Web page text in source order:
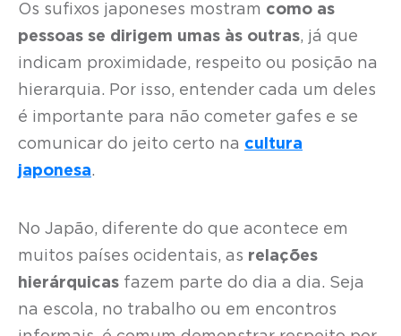
Os sufixos japoneses mostram como as
pessoas se dirigem umas às outras, já que
indicam proximidade, respeito ou posição na
hierarquia. Por isso, entender cada um deles
é importante para não cometer gafes e se
comunicar do jeito certo na cultura
japonesa.
No Japão, diferente do que acontece em
muitos países ocidentais, as relações
hierárquicas fazem parte do dia a dia. Seja
na escola, no trabalho ou em encontros